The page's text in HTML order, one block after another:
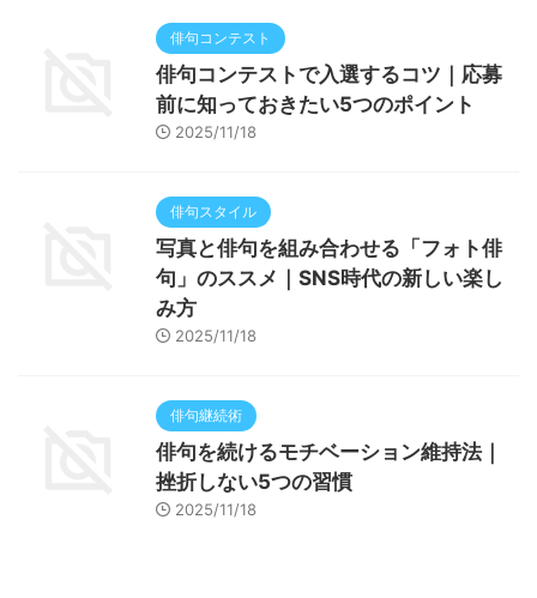
俳句コンテスト
俳句コンテストで入選するコツ｜応募
前に知っておきたい5つのポイント
2025/11/18
俳句スタイル
写真と俳句を組み合わせる「フォト俳
句」のススメ｜SNS時代の新しい楽し
み方
2025/11/18
俳句継続術
俳句を続けるモチベーション維持法｜
挫折しない5つの習慣
2025/11/18